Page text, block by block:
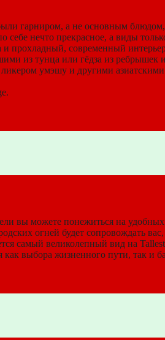
гарниром, а не основным
нечто прекрасное, а виды
прохладный, современный
из тунца или гёдза из ребрышек и
умэшу и другими
вы можете понежиться на
огней будет сопровождать
самый великолепный вид на
как выбора жизненного пути, так и